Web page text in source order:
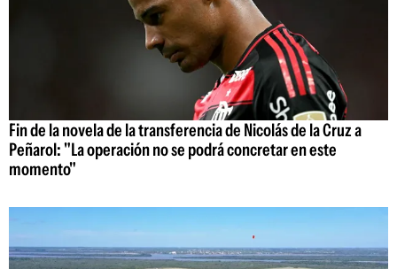
Fin de la novela de la transferencia de Nicolás de la Cruz a
Peñarol: "La operación no se podrá concretar en este
momento"